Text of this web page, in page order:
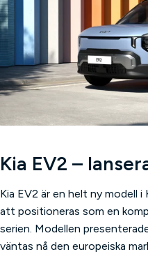
Kia EV2 –
Kia EV2 är en helt ny modell
att positioneras som en
serien. Modellen
väntas nå den europeiska